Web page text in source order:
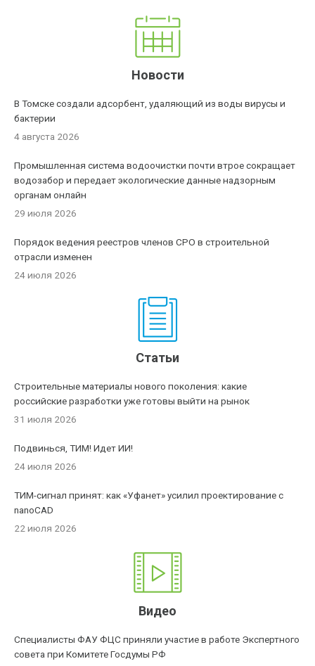
Новости
В Томске создали адсорбент, удаляющий из воды вирусы и
бактерии
4 августа 2026
Промышленная система водоочистки почти втрое сокращает
водозабор и передает экологические данные надзорным
органам онлайн
29 июля 2026
Порядок ведения реестров членов СРО в строительной
отрасли изменен
24 июля 2026
Статьи
Строительные материалы нового поколения: какие
российские разработки уже готовы выйти на рынок
31 июля 2026
Подвинься, ТИМ! Идет ИИ!
24 июля 2026
ТИМ-сигнал принят: как «Уфанет» усилил проектирование с
nanoCAD
22 июля 2026
Видео
Специалисты ФАУ ФЦС приняли участие в работе Экспертного
совета при Комитете Госдумы РФ